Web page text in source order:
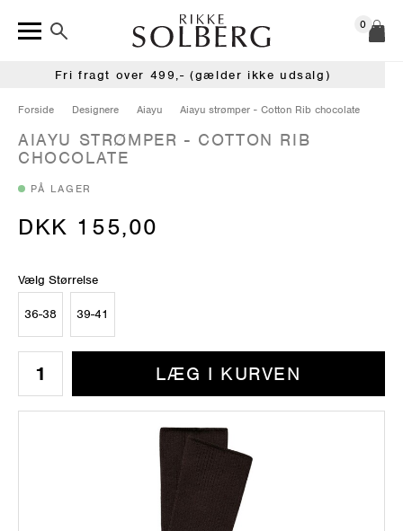
0
Fri fragt over 499,- (gælder ikke udsalg)
Forside Designere Aiayu Aiayu strømper - Cotton Rib chocolate
AIAYU STRØMPER - COTTON RIB
CHOCOLATE
PÅ LAGER
DKK 155,00
Vælg Størrelse
36-38 39-41
LÆG I KURVEN